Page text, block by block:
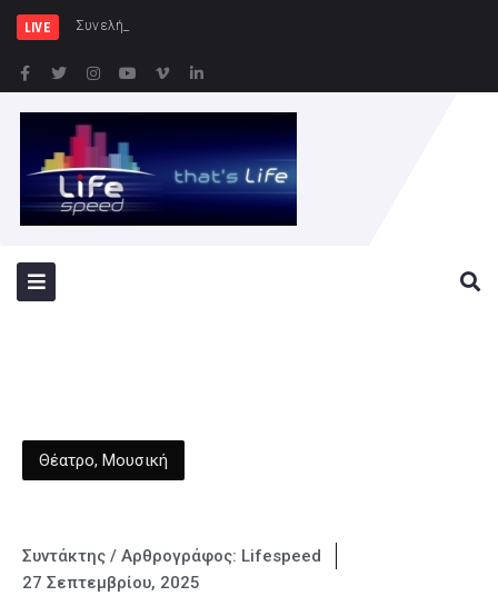
LIVE Συνελήφθησαν -3- άτομα για καλ
Θέατρο, Μουσική
Συντάκτης / Αρθρογράφος: Lifespeed
27 Σεπτεμβρίου, 2025